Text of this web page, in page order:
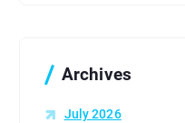
Archives
July 2026